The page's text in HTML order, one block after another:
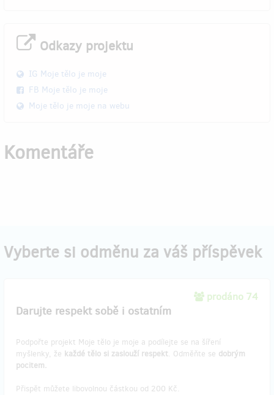
Odkazy projektu
IG Moje tělo je moje
FB Moje tělo je moje
Moje tělo je moje na webu
Komentáře
Vyberte si odměnu za váš příspěvek
prodáno 74
Darujte respekt sobě i ostatním
Podpořte projekt Moje tělo je moje a podílejte se na šíření
myšlenky, že každé tělo si zaslouží respekt. Odměňte se dobrým
pocitem.
Přispět můžete libovolnou částkou od 200 Kč.